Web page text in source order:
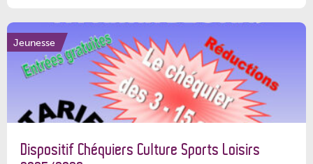
Jeunesse
Dispositif Chéquiers Culture Sports Loisirs